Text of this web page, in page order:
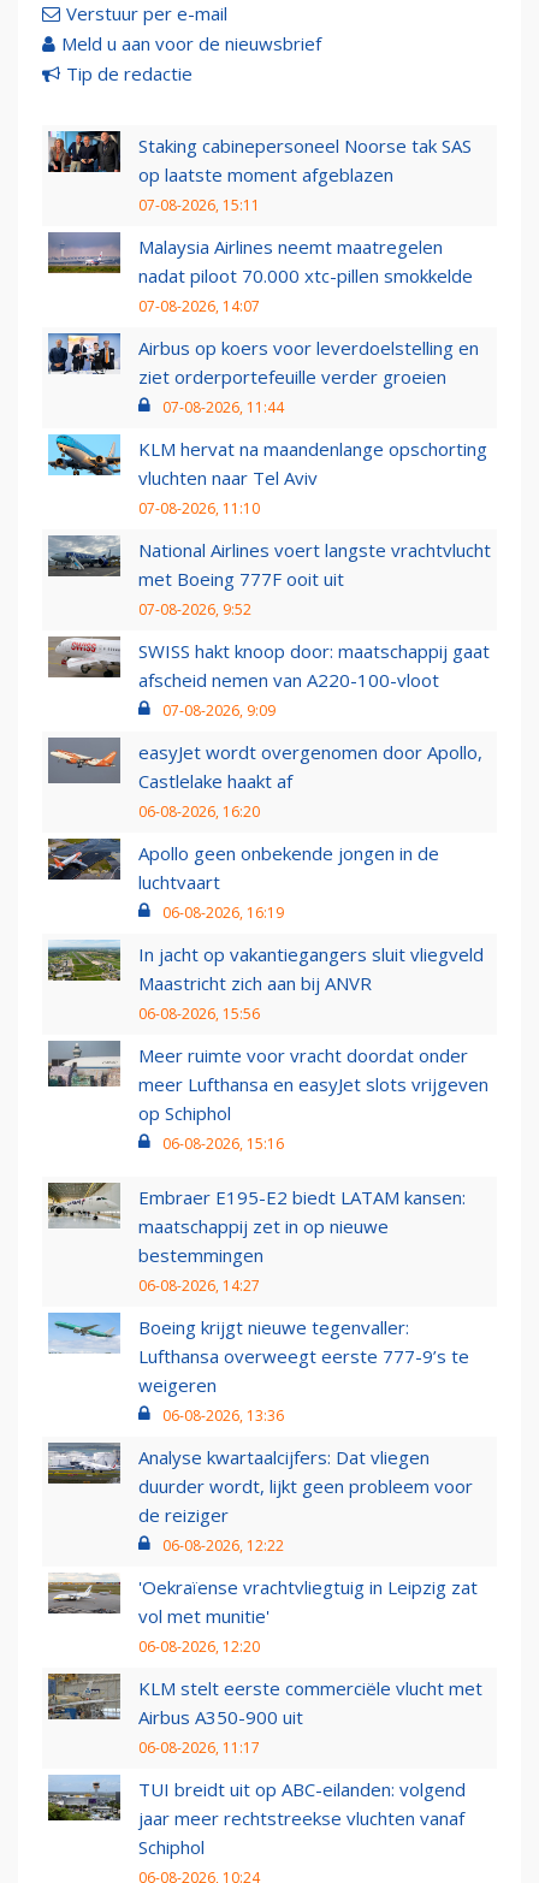
Verstuur per e-mail
Meld u aan voor de nieuwsbrief
Tip de redactie
Staking cabinepersoneel Noorse tak SAS
op laatste moment afgeblazen
07-08-2026, 15:11
Malaysia Airlines neemt maatregelen
nadat piloot 70.000 xtc-pillen smokkelde
07-08-2026, 14:07
Airbus op koers voor leverdoelstelling en
ziet orderportefeuille verder groeien
07-08-2026, 11:44
KLM hervat na maandenlange opschorting
vluchten naar Tel Aviv
07-08-2026, 11:10
National Airlines voert langste vrachtvlucht
met Boeing 777F ooit uit
07-08-2026, 9:52
SWISS hakt knoop door: maatschappij gaat
afscheid nemen van A220-100-vloot
07-08-2026, 9:09
easyJet wordt overgenomen door Apollo,
Castlelake haakt af
06-08-2026, 16:20
Apollo geen onbekende jongen in de
luchtvaart
06-08-2026, 16:19
In jacht op vakantiegangers sluit vliegveld
Maastricht zich aan bij ANVR
06-08-2026, 15:56
Meer ruimte voor vracht doordat onder
meer Lufthansa en easyJet slots vrijgeven
op Schiphol
06-08-2026, 15:16
Embraer E195-E2 biedt LATAM kansen:
maatschappij zet in op nieuwe
bestemmingen
06-08-2026, 14:27
Boeing krijgt nieuwe tegenvaller:
Lufthansa overweegt eerste 777-9’s te
weigeren
06-08-2026, 13:36
Analyse kwartaalcijfers: Dat vliegen
duurder wordt, lijkt geen probleem voor
de reiziger
06-08-2026, 12:22
'Oekraïense vrachtvliegtuig in Leipzig zat
vol met munitie'
06-08-2026, 12:20
KLM stelt eerste commerciële vlucht met
Airbus A350-900 uit
06-08-2026, 11:17
TUI breidt uit op ABC-eilanden: volgend
jaar meer rechtstreekse vluchten vanaf
Schiphol
06-08-2026, 10:24